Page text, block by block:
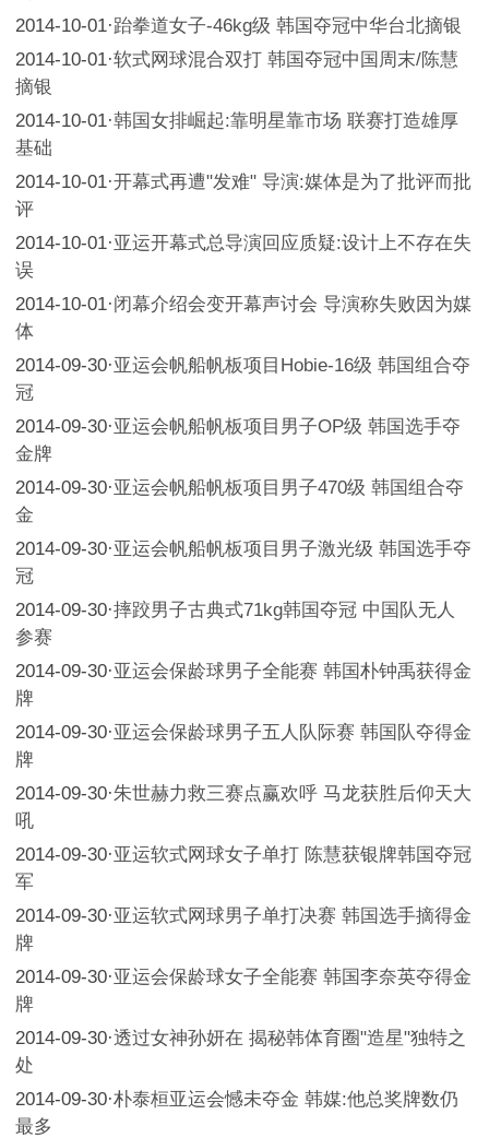
2014-10-01·跆拳道女子-46kg级 韩国夺冠中华台北摘银
2014-10-01·软式网球混合双打 韩国夺冠中国周末/陈慧
摘银
2014-10-01·韩国女排崛起:靠明星靠市场 联赛打造雄厚
基础
2014-10-01·开幕式再遭"发难" 导演:媒体是为了批评而批
评
2014-10-01·亚运开幕式总导演回应质疑:设计上不存在失
误
2014-10-01·闭幕介绍会变开幕声讨会 导演称失败因为媒
体
2014-09-30·亚运会帆船帆板项目Hobie-16级 韩国组合夺
冠
2014-09-30·亚运会帆船帆板项目男子OP级 韩国选手夺
金牌
2014-09-30·亚运会帆船帆板项目男子470级 韩国组合夺
金
2014-09-30·亚运会帆船帆板项目男子激光级 韩国选手夺
冠
2014-09-30·摔跤男子古典式71kg韩国夺冠 中国队无人
参赛
2014-09-30·亚运会保龄球男子全能赛 韩国朴钟禹获得金
牌
2014-09-30·亚运会保龄球男子五人队际赛 韩国队夺得金
牌
2014-09-30·朱世赫力救三赛点赢欢呼 马龙获胜后仰天大
吼
2014-09-30·亚运软式网球女子单打 陈慧获银牌韩国夺冠
军
2014-09-30·亚运软式网球男子单打决赛 韩国选手摘得金
牌
2014-09-30·亚运会保龄球女子全能赛 韩国李奈英夺得金
牌
2014-09-30·透过女神孙妍在 揭秘韩体育圈"造星"独特之
处
2014-09-30·朴泰桓亚运会憾未夺金 韩媒:他总奖牌数仍
最多